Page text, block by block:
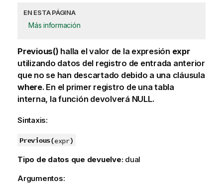
EN ESTA PÁGINA
Más información
Previous() halla el valor de la expresión expr
utilizando datos del registro de entrada anterior
que no se han descartado debido a una cláusula
where. En el primer registro de una tabla
interna, la función devolverá NULL.
Sintaxis:
Previous(expr)
Tipo de datos que devuelve: dual
Argumentos: